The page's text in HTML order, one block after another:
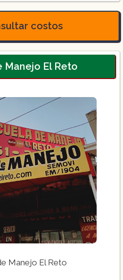
costos
Manejo El Reto
Manejo El Reto